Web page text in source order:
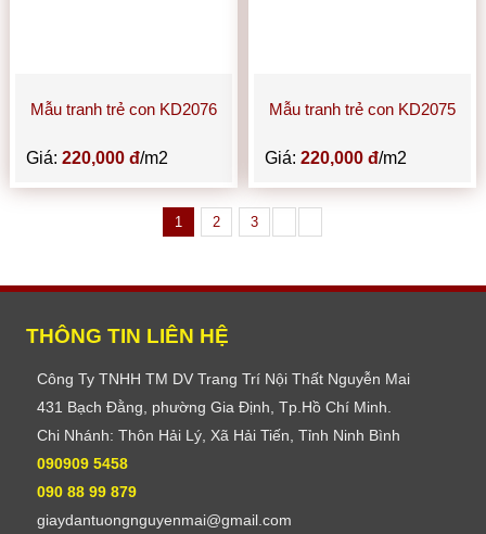
Mẫu tranh trẻ con KD2076
Giá:220,000 đ/m2
Mẫu tranh trẻ con KD2075
Giá: 220,000 đ/m2
1 2 3
THÔNG TIN LIÊN HỆ
Công Ty TNHH TM DV Trang Trí Nội Thất Nguyễn Mai
431 Bạch Đằng, phường Gia Định, Tp.Hồ Chí Minh.
Chi Nhánh: Thôn Hải Lý, Xã Hải Tiến, Tỉnh Ninh Bình
090909 5458
090 88 99 879
giaydantuongnguyenmai@gmail.com